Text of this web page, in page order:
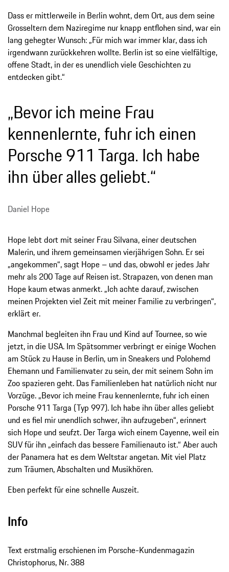
Dass er mittlerweile in Berlin wohnt, dem Ort, aus dem seine
Grosseltern dem Naziregime nur knapp entflohen sind, war ein
lang gehegter Wunsch: „Für mich war immer klar, dass ich
irgendwann zurückkehren wollte. Berlin ist so eine vielfältige,
offene Stadt, in der es unendlich viele Geschichten zu
entdecken gibt.“
„Bevor ich meine Frau
kennenlernte, fuhr ich einen
Porsche 911 Targa. Ich habe
ihn über alles geliebt.“
Daniel Hope
Hope lebt dort mit seiner Frau Silvana, einer deutschen
Malerin, und ihrem gemeinsamen vierjährigen Sohn. Er sei
„angekommen“, sagt Hope – und das, obwohl er jedes Jahr
mehr als 200 Tage auf Reisen ist. Strapazen, von denen man
Hope kaum etwas anmerkt. „Ich achte darauf, zwischen
meinen Projekten viel Zeit mit meiner Familie zu verbringen“,
erklärt er.
Manchmal begleiten ihn Frau und Kind auf Tournee, so wie
jetzt, in die USA. Im Spätsommer verbringt er einige Wochen
am Stück zu Hause in Berlin, um in Sneakers und Polohemd
Ehemann und Familienvater zu sein, der mit seinem Sohn im
Zoo spazieren geht. Das Familienleben hat natürlich nicht nur
Vorzüge. „Bevor ich meine Frau kennenlernte, fuhr ich einen
Porsche 911 Targa (Typ 997). Ich habe ihn über alles geliebt
und es fiel mir unendlich schwer, ihn aufzugeben“, erinnert
sich Hope und seufzt. Der Targa wich einem Cayenne, weil ein
SUV für ihn „einfach das bessere Familienauto ist.“ Aber auch
der Panamera hat es dem Weltstar angetan. Mit viel Platz
zum Träumen, Abschalten und Musikhören.
Eben perfekt für eine schnelle Auszeit.
Info
Text erstmalig erschienen im Porsche-Kundenmagazin
Christophorus, Nr. 388